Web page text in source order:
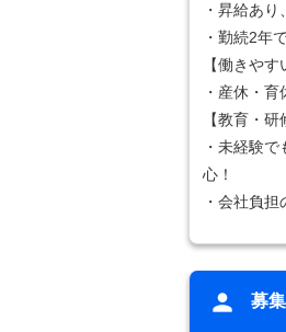
・昇給あ
・勤続2年
【働きやす
・産休・
【教育・研
・未経験
心！
・会社負担
募